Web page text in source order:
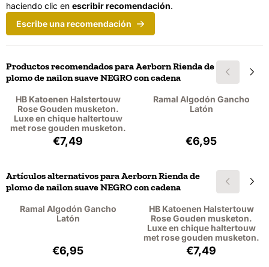
haciendo clic en escribir recomendación.
Escribe una recomendación
Productos recomendados paraAerborn Rienda de
plomo de nailon suave NEGRO con cadena
HB Katoenen Halstertouw
Rose Gouden musketon.
Luxe en chique haltertouw
met rose gouden musketon.
Precio: 7,49, sin IVA: 6,19
€7,49
Ramal Algodón Gancho
Latón
Precio: 6,95, sin
€6,95
Artículos alternativos paraAerborn Rienda de
plomo de nailon suave NEGRO con cadena
Ramal Algodón Gancho
Latón
Precio: 6,95, sin IVA: 5,74
€6,95
HB Katoenen Halstertouw
Rose Gouden musketon.
Luxe en chique haltertouw
met rose gouden musketon.
Precio: 7,49, sin
€7,49